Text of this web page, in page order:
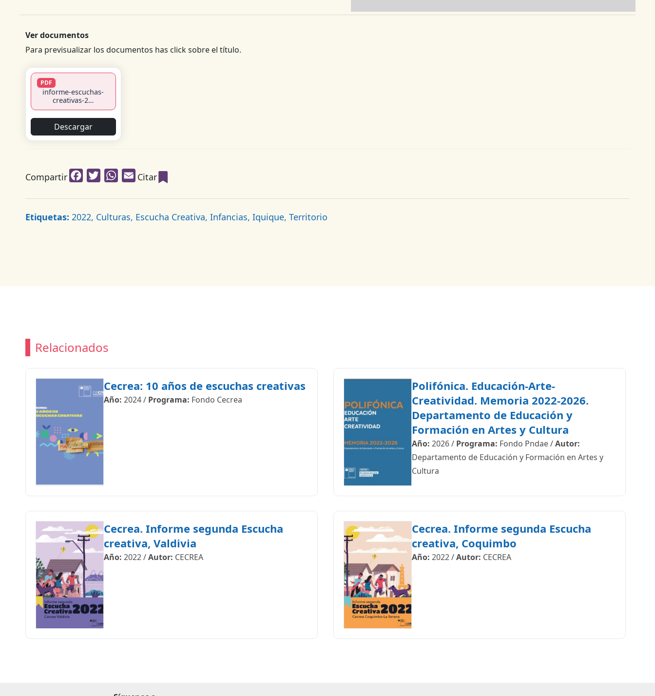
Ver documentos
Para previsualizar los documentos has click sobre el título.
PDF
informe-escuchas-
creativas-2…
Descargar
Compartir FacebookTwitterWhatsApp
Email
Citar
Etiquetas: 2022, Culturas, Escucha Creativa, Infancias, Iquique, Territorio
Relacionados
Cecrea: 10 años de escuchas creativas
Año: 2024/ Programa: Fondo Cecrea
Polifónica. Educación-Arte-
Creatividad. Memoria 2022-2026.
Departamento de Educación y
Formación en Artes y Cultura
Año: 2026/ Programa: Fondo Pndae/Autor:
Departamento de Educación y Formación en Artes y
Cultura
Cecrea. Informe segunda Escucha
creativa, Valdivia
Año: 2022/Autor: CECREA
Cecrea. Informe segunda Escucha
creativa, Coquimbo
Año: 2022/Autor: CECREA